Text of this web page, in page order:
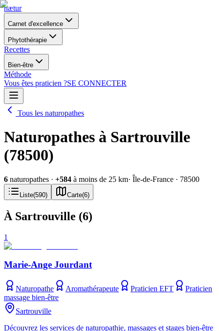
nætur
Carnet d'excellence
Phytothérapie
Recettes
Bien-être
Méthode
Vous êtes praticien ?SE CONNECTER
Tous les naturopathes
Naturopathes à Sartrouville
(78500)
6 naturopathes · +584 à moins de 25 km· Île-de-France · 78500
Liste(590) Carte(6)
À Sartrouville (6)
1
Marie-Ange Jourdant
Naturopathe Aromathérapeute Praticien EFT
Praticien
massage bien-être
Sartrouville
Découvrez les services de naturopathie, massages et stages bien-être